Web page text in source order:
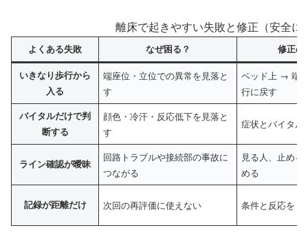
離床で起きやすい失敗と修正（安全に
よくある失敗 なぜ困る？ 修正の
いきなり歩行から
入る
端座位・立位での異常を見落と
す
ベッド上 → 端
行に戻す
バイタルだけで判
断する
顔色・冷汗・反応低下を見落と
す
症状とバイタル
ライン確認が曖昧
回路トラブルや接続部の事故に
つながる
見る人、止め
める
記録が距離だけ 次回の再評価に使えない 条件と反応を 1